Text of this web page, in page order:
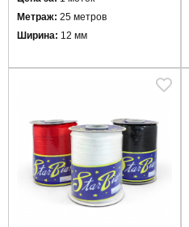
Метраж: 25 метров
Ширина: 12 мм